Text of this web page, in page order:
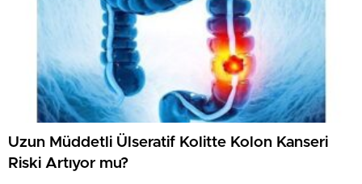
Uzun Müddetli Ülseratif Kolitte Kolon Kanseri
Riski Artıyor mu?